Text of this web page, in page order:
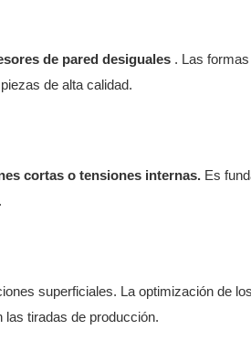
de pared desiguales . Las formas
de alta calidad.
cortas o tensiones internas. Es
superficiales. La optimización de
tiradas de producción.